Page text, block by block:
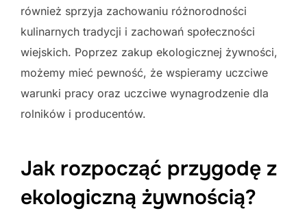
również sprzyja zachowaniu różnorodności
kulinarnych tradycji i zachowań społeczności
wiejskich. Poprzez zakup ekologicznej żywności,
możemy mieć pewność, że wspieramy uczciwe
warunki pracy oraz uczciwe wynagrodzenie dla
rolników i producentów.
Jak rozpocząć przygodę z
ekologiczną żywnością?